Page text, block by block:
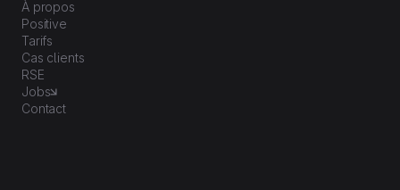
À propos
Positive
Tarifs
Cas clients
RSE
Jobs
Contact